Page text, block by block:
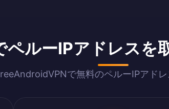
ペルーIPアドレスを
で無料のペルーIPアド